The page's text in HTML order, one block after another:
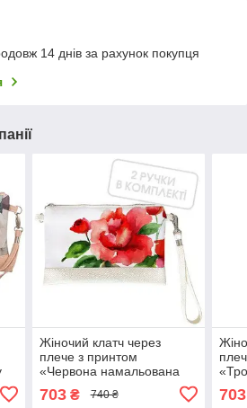
14 днів за рахунок покупця
Жіночий клатч через
плече з принтом
«Червона намальована
ручки в комплекті
703₴ 740 ₴ 703